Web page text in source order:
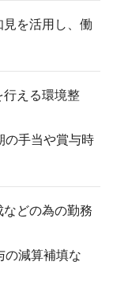
を活用し、働
行える環境整
の手当や賞与時
どの為の勤務
の減算補填な